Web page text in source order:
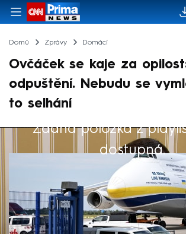
Domů Zprávy Domácí
Ovčáček se kaje za
odpuštění. Nebudu se
to selhání
Žádná položka z
dostupná.
Výběr redakce